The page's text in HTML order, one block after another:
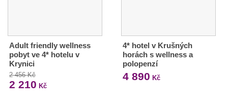
Adult friendly wellness
pobyt ve 4* hotelu v
Krynici
2 456 Kč
2 210 Kč
4* hotel v Krušných
horách s wellness a
polopenzí
4 890 Kč